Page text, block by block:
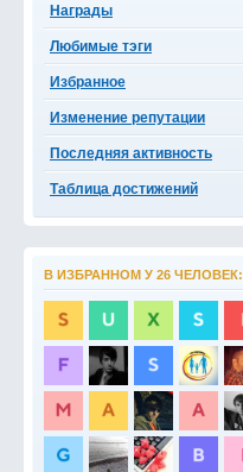
Награды
Любимые тэги
Избранное
Изменение репутации
Последняя активность
Таблица достижений
В ИЗБРАННОМ У 26 ЧЕЛОВЕК: